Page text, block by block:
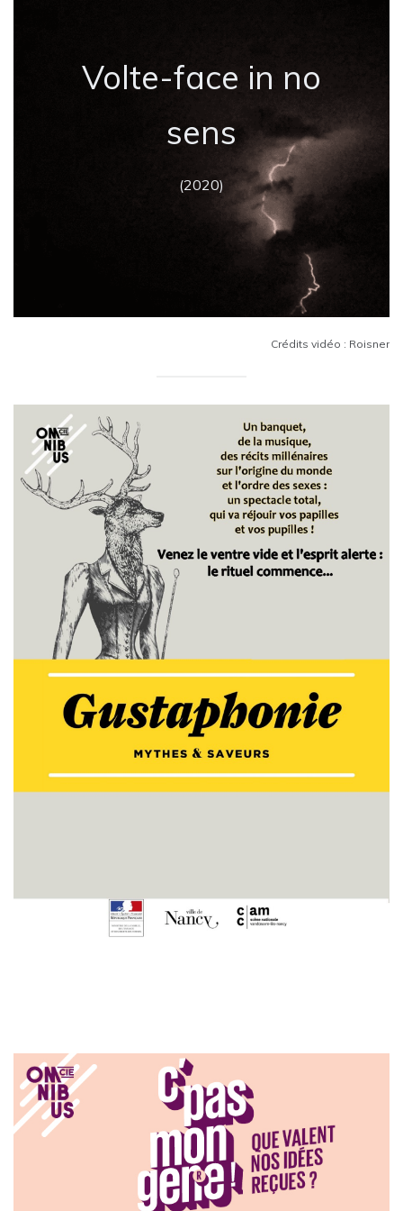
Volte-face in no
sens
(2020)
Crédits vidéo : Roisner